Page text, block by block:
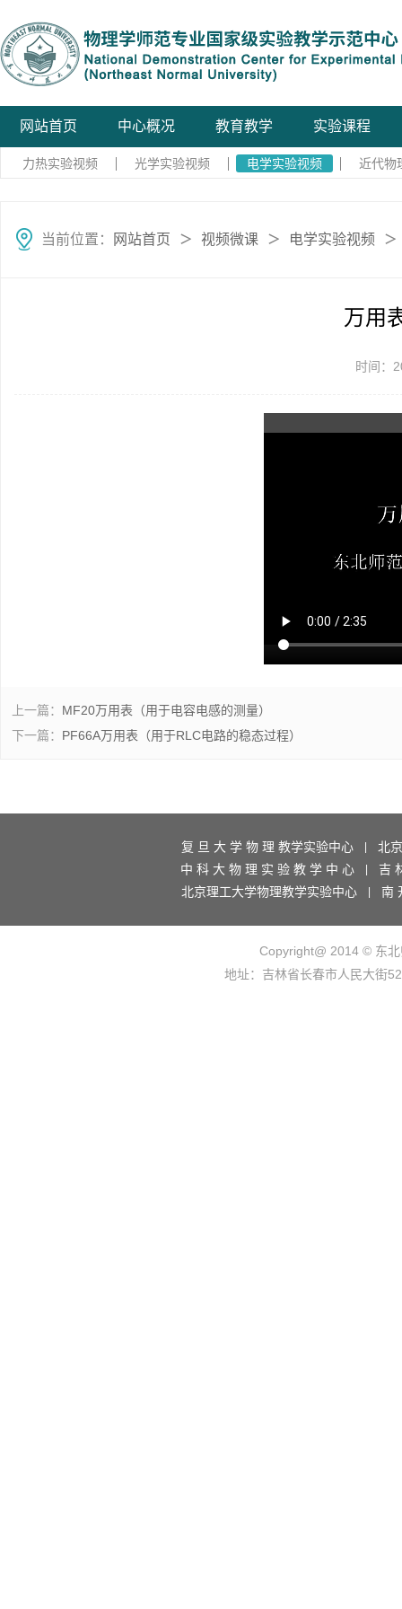
网站首页 中心概况 教育教学 实验课程
力热实验视频 光学实验视频 电学实验视频 近代物
当前位置： 网站首页 ＞ 视频微课 ＞ 电学实验视频 ＞
万用
时间：
上一篇： MF20万用表（用于电容电感的测量）
下一篇： PF66A万用表（用于RLC电路的稳态过程）
复 旦 大 学 物 理 教学实验中心
北
中 科 大 物 理 实 验 教 学 中 心
吉
北京理工大学物理教学实验中心
南
Copyright@ 2014 © 东
地址：吉林省长春市人民大街